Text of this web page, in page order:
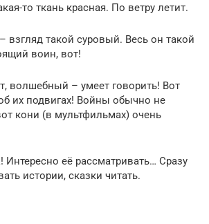
то ткань красная. По ветру летит.
взгляд такой суровый. Весь он такой
воин, вот!
волшебный – умеет говорить! Вот
их подвигах! Войны обычно не
кони (в мультфильмах) очень
Интересно её рассматривать… Сразу
истории, сказки читать.